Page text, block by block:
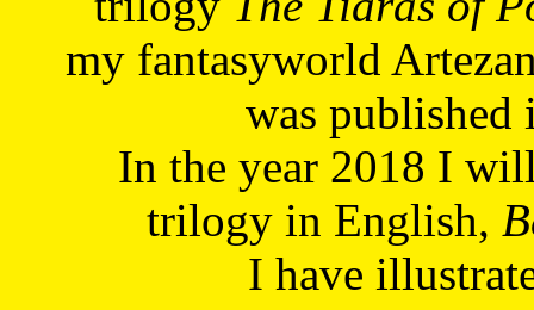
my fantasyworld
was published
In the year 2018 I
trilogy in English,
I have